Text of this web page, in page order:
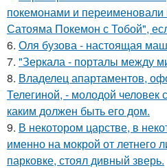
покемонами и
Сатояма Покемон с Тобой",
6. Оля бузова - настоящая
7. "Зеркала - порталы между
8. Владелец апартаментов,
Телегиной, - молодой человек
каким должен быть его дом.
9. В некотором царстве, в
именно на мокрой от летнего
парковке, стоял дивный зверь.